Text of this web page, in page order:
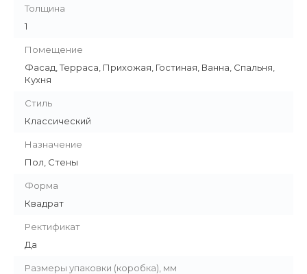
Толщина
1
Помещение
Фасад, Терраса, Прихожая, Гостиная, Ванна, Спальня,
Кухня
Стиль
Классический
Назначение
Пол, Стены
Форма
Квадрат
Ректификат
Да
Размеры упаковки (коробка), мм